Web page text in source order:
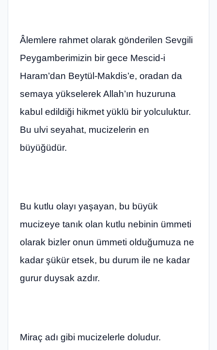
Âlemlere rahmet olarak gönderilen Sevgili
Peygamberimizin bir gece Mescid-i
Haram’dan Beytül-Makdis’e, oradan da
semaya yükselerek Allah’ın huzuruna
kabul edildiği hikmet yüklü bir yolculuktur.
Bu ulvi seyahat, mucizelerin en
büyüğüdür.
Bu kutlu olayı yaşayan, bu büyük
mucizeye tanık olan kutlu nebinin ümmeti
olarak bizler onun ümmeti olduğumuza ne
kadar şükür etsek, bu durum ile ne kadar
gurur duysak azdır.
Miraç adı gibi mucizelerle doludur.